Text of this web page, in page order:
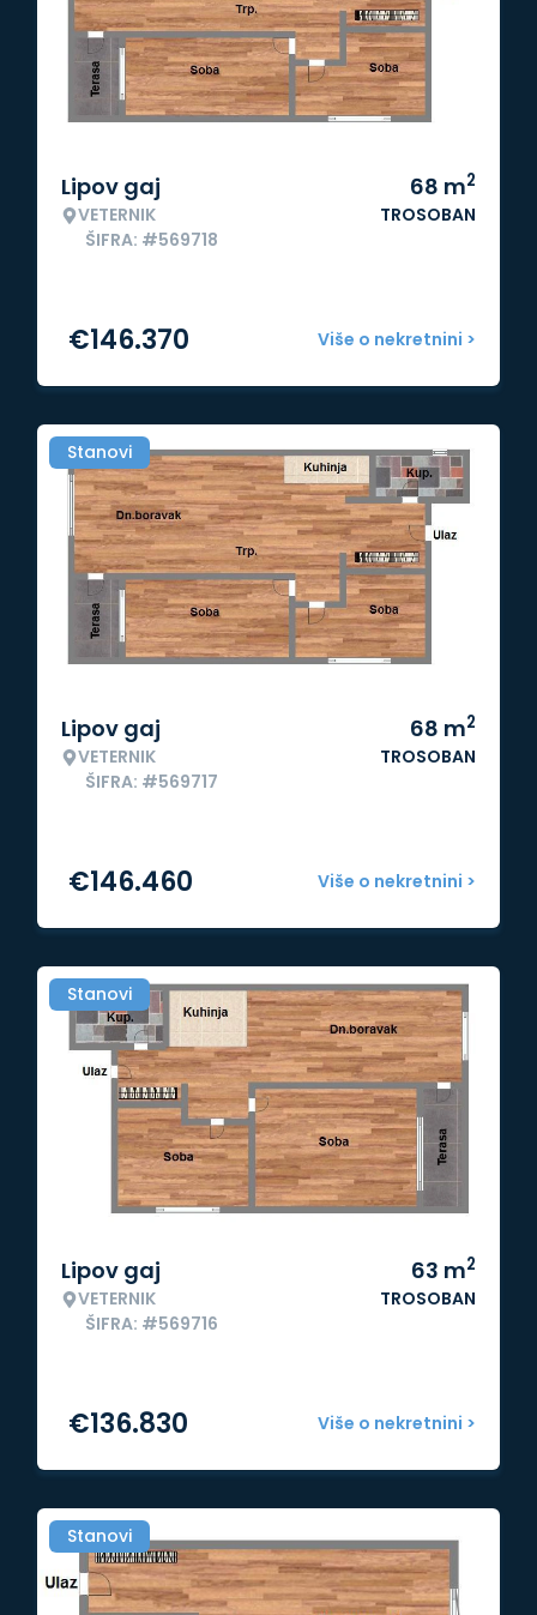
Lipov gaj
VETERNIK
ŠIFRA: #569718
68 m2
TROSOBAN
Više o nekretnini >
€146.370
Stanovi
Lipov gaj
VETERNIK
ŠIFRA: #569717
68 m2
TROSOBAN
Više o nekretnini >
€146.460
Stanovi
Lipov gaj
VETERNIK
ŠIFRA: #569716
63 m2
TROSOBAN
Više o nekretnini >
€136.830
Stanovi